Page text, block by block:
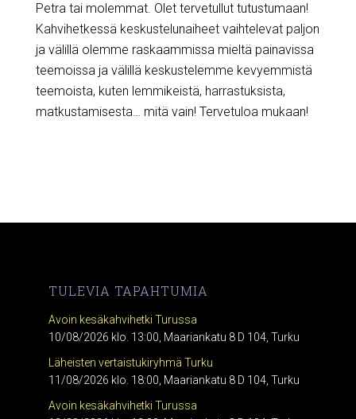
Petra tai molemmat. Olet tervetullut tutustumaan!
Kahvihetkessä keskustelunaiheet vaihtelevat paljon
ja välillä olemme raskaammissa mieltä painavissa
teemoissa ja välillä keskustelemme kevyemmistä
teemoista, kuten lemmikeistä, harrastuksista,
matkustamisesta… mitä vain! Tervetuloa mukaan!
TULEVIA TAPAHTUMIA
Avoin kesäkahvihetki Turussa
10/08/2026 klo. 13:00, Maariankatu 8 D 104, Turku
Läheisten vertaistukiryhmä Turku
11/08/2026 klo. 18:00, Maariankatu 8 D 104, Turku
Avoin kesäkahvihetki Turussa